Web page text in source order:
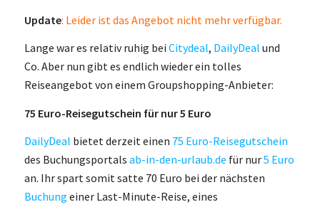
Update: Leider ist das Angebot nicht mehr verfügbar.
Lange war es relativ ruhig bei Citydeal, DailyDeal und
Co. Aber nun gibt es endlich wieder ein tolles
Reiseangebot von einem Groupshopping-Anbieter:
75 Euro-Reisegutschein für nur 5 Euro
DailyDeal bietet derzeit einen 75 Euro-Reisegutschein
des Buchungsportals ab-in-den-urlaub.de für nur5 Euro
an. Ihr spart somit satte 70 Euro bei der nächsten
Buchung einer Last-Minute-Reise, eines